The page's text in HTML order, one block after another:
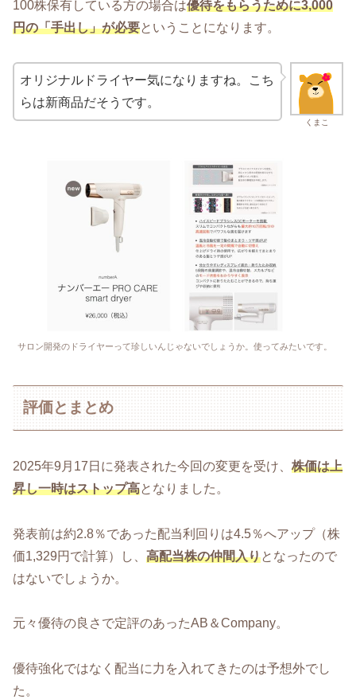
100株保有している方の場合は優待をもらうために3,000
円の「手出し」が必要ということになります。
くまこ
オリジナルドライヤー気になりますね。こち
らは新商品だそうです。
サロン開発のドライヤーって珍しいんじゃないでしょうか。使ってみたいです。
評価とまとめ
2025年9月17日に発表された今回の変更を受け、 株価は上
昇し一時はストップ高となりました。
発表前は約2.8％であった配当利回りは4.5％へアップ（株
価1,329円で計算）し、 高配当株の仲間入りとなったので
はないでしょうか。
元々優待の良さで定評のあったAB＆Company。
優待強化ではなく配当に力を入れてきたのは予想外でし
た。